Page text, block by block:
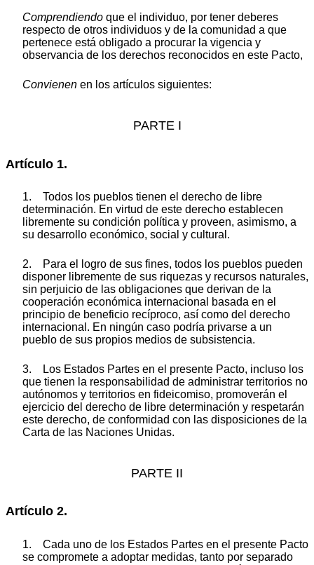
Comprendiendo que el individuo, por tener deberes
respecto de otros individuos y de la comunidad a que
pertenece está obligado a procurar la vigencia y
observancia de los derechos reconocidos en este Pacto,
Convienen en los artículos siguientes:
PARTE I
Artículo 1.
1. Todos los pueblos tienen el derecho de libre
determinación. En virtud de este derecho establecen
libremente su condición política y proveen, asimismo, a
su desarrollo económico, social y cultural.
2. Para el logro de sus fines, todos los pueblos pueden
disponer libremente de sus riquezas y recursos naturales,
sin perjuicio de las obligaciones que derivan de la
cooperación económica internacional basada en el
principio de beneficio recíproco, así como del derecho
internacional. En ningún caso podría privarse a un
pueblo de sus propios medios de subsistencia.
3. Los Estados Partes en el presente Pacto, incluso los
que tienen la responsabilidad de administrar territorios no
autónomos y territorios en fideicomiso, promoverán el
ejercicio del derecho de libre determinación y respetarán
este derecho, de conformidad con las disposiciones de la
Carta de las Naciones Unidas.
PARTE II
Artículo 2.
1. Cada uno de los Estados Partes en el presente Pacto
se compromete a adoptar medidas, tanto por separado